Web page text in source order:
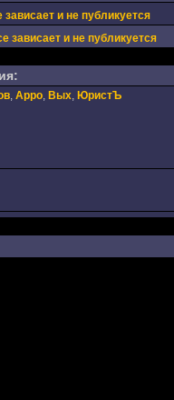
зависает и не публикуется
зависает и не публикуется
, Appo, Вых, ЮристЪ